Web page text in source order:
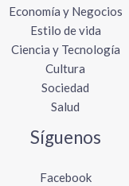
Economía y Negocios
Estilo de vida
Ciencia y Tecnología
Cultura
Sociedad
Salud
Síguenos
Facebook